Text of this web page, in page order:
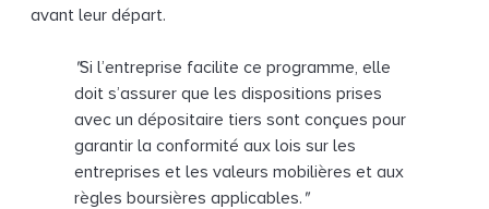
avant leur départ.
"Si l’entreprise facilite ce programme, elle
doit s’assurer que les dispositions prises
avec un dépositaire tiers sont conçues pour
garantir la conformité aux lois sur les
entreprises et les valeurs mobilières et aux
règles boursières applicables. "